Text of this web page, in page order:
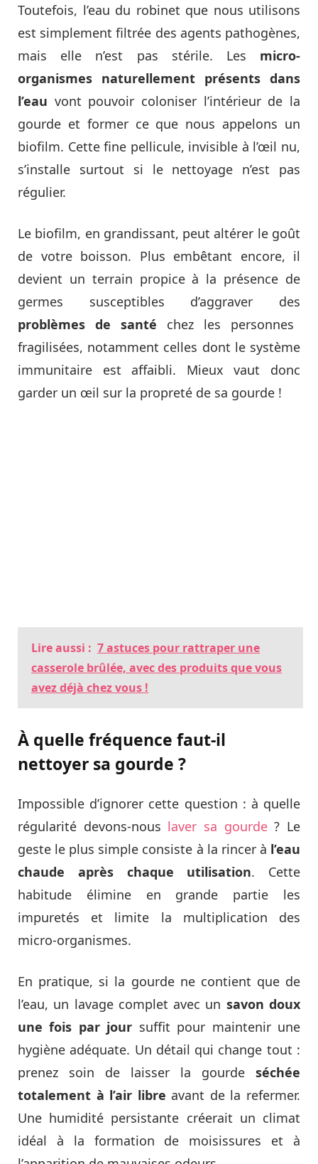
Toutefois, l’eau du robinet que nous utilisons
est simplement filtrée des agents pathogènes,
mais elle n’est pas stérile. Les micro-
organismes naturellement présents dans
l’eau vont pouvoir coloniser l’intérieur de la
gourde et former ce que nous appelons un
biofilm. Cette fine pellicule, invisible à l’œil nu,
s’installe surtout si le nettoyage n’est pas
régulier.
Le biofilm, en grandissant, peut altérer le goût
de votre boisson. Plus embêtant encore, il
devient un terrain propice à la présence de
germes susceptibles d’aggraver des
problèmes de santé chez les personnes
fragilisées, notamment celles dont le système
immunitaire est affaibli. Mieux vaut donc
garder un œil sur la propreté de sa gourde !
Lire aussi : 7 astuces pour rattraper une
casserole brûlée, avec des produits que vous
avez déjà chez vous !
À quelle fréquence faut-il
nettoyer sa gourde ?
Impossible d’ignorer cette question : à quelle
régularité devons-nous laver sa gourde? Le
geste le plus simple consiste à la rincer à l’eau
chaude après chaque utilisation. Cette
habitude élimine en grande partie les
impuretés et limite la multiplication des
micro-organismes.
En pratique, si la gourde ne contient que de
l’eau, un lavage complet avec un savon doux
une fois par jour suffit pour maintenir une
hygiène adéquate. Un détail qui change tout :
prenez soin de laisser la gourde séchée
totalement à l’air libre avant de la refermer.
Une humidité persistante créerait un climat
idéal à la formation de moisissures et à